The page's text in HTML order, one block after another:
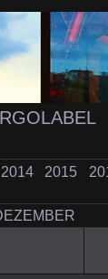
2014 2015